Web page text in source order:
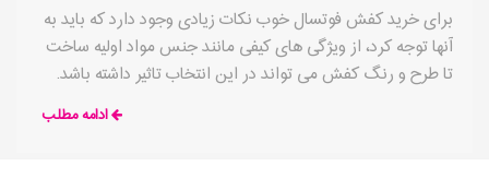
برای خرید کفش فوتسال خوب نکات زیادی وجود دارد که باید به
آنها توجه کرد، از ویژگی های کیفی مانند جنس مواد اولیه ساخت
تا طرح و رنگ کفش می تواند در این انتخاب تاثیر داشته باشد.
ادامه مطلب